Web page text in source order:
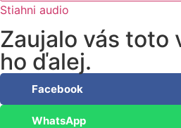
Stiahni audio
Zaujalo vás toto
ho ďalej.
Facebook
WhatsApp